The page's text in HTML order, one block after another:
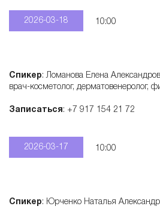
2026-03-18 10:00
Спикер: Ломанова Елена
врач-косметолог, дерматовенеролог,
Записаться: +7 917 154 21 72
2026-03-17 10:00
Спикер: Юрченко Наталья